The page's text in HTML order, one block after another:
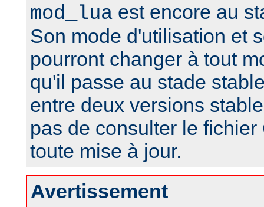
mod_lua est encore au
Son mode d'utilisation et
pourront changer à tout
qu'il passe au stade
entre deux versions
pas de consulter le
toute mise à jour.
Avertissement